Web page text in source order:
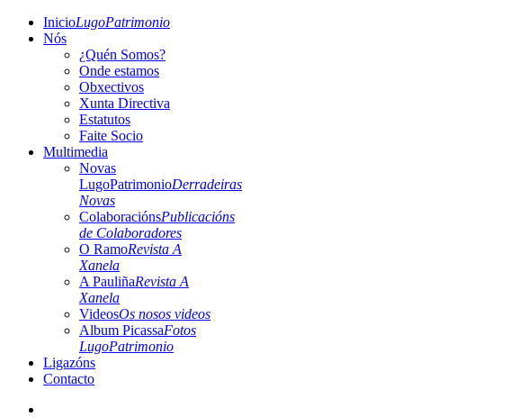
InicioLugoPatrimonio
Nós
¿Quén Somos?
Onde estamos
Obxectivos
Xunta Directiva
Estatutos
Faite Socio
Multimedia
Novas
LugoPatrimonioDerradeiras
Novas
ColaboraciónsPublicacións
de Colaboradores
O RamoRevista A
Xanela
A PauliñaRevista A
Xanela
VideosOs nosos videos
Album PicassaFotos
LugoPatrimonio
Ligazóns
Contacto